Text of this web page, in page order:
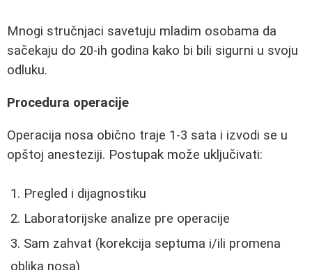
Mnogi stručnjaci savetuju mladim osobama da
sačekaju do 20-ih godina kako bi bili sigurni u svoju
odluku.
Procedura operacije
Operacija nosa obično traje 1-3 sata i izvodi se u
opštoj anesteziji. Postupak može uključivati:
Pregled i dijagnostiku
Laboratorijske analize pre operacije
Sam zahvat (korekcija septuma i/ili promena
oblika nosa)